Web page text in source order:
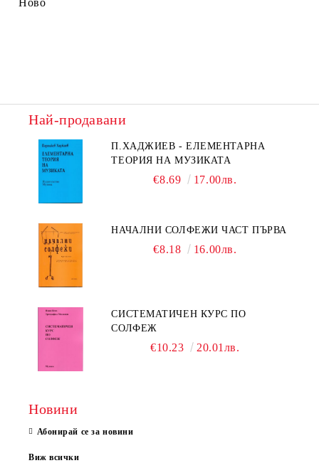
Ново
Най-продавани
П.ХАДЖИЕВ - ЕЛЕМЕНТАРНА
ТЕОРИЯ НА МУЗИКАТА
€8.69 17.00лв.
НАЧАЛНИ СОЛФЕЖИ ЧАСТ ПЪРВА
€8.18 16.00лв.
СИСТЕМАТИЧЕН КУРС ПО
СОЛФЕЖ
€10.23 20.01лв.
Новини
Абонирай се за новини
Виж всички